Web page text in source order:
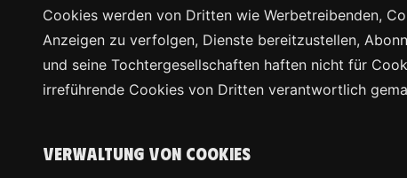
Cookies werden von Dritten wie Werbetreibenden,
Anzeigen zu verfolgen, Dienste bereitzustellen,
und seine Tochtergesellschaften haften nicht für
irreführende Cookies von Dritten verantwortlich
Verwaltung von Cookies